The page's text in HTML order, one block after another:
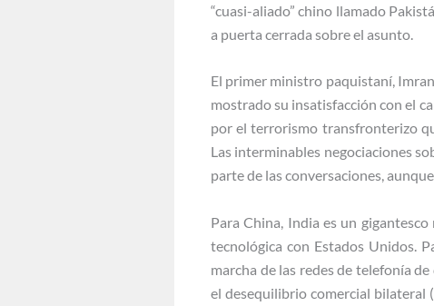
“cuasi-aliado” chino llamado
a puerta cerrada sobre el asunto.
El primer ministro paquistaní,
mostrado su insatisfacción con el
por el terrorismo transfronterizo
Las interminables negociaciones
parte de las conversaciones,
Para China, India es un
tecnológica con Estados Unidos.
marcha de las redes de telefonía
el desequilibrio comercial bilateral